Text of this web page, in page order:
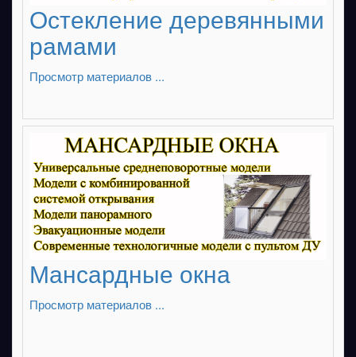
Остекление деревянными
рамами
Просмотр материалов ...
Мансардные окна
Просмотр материалов ...